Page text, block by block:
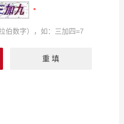
伯数字），如：三加四=7